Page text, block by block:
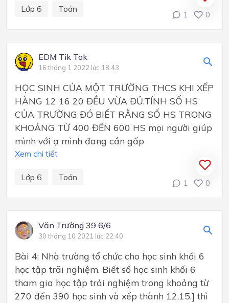
Lớp 6 Toán
1 0
EDM Tik Tok
16 tháng 1 2022 lúc 18:43
HỌC SINH CỦA MỘT TRƯỜNG THCS KHI XẾP
HÀNG 12 16 20 ĐỀU VỪA ĐỦ.TÍNH SỐ HS
CỦA TRƯỜNG ĐÓ BIẾT RẰNG SỐ HS TRONG
KHOẢNG TỪ 400 ĐẾN 600 HS mọi người giúp
mình với ạ mình đang cần gấp
Xem chi tiết
Lớp 6 Toán
1 0
Văn Trường 39 6/6
30 tháng 10 2021 lúc 22:40
Bài 4: Nhà trường tổ chức cho học sinh khối 6
học tập trãi nghiệm. Biết số học sinh khối 6
tham gia học tập trải nghiệm trong khoảng từ
270 đến 390 học sinh và xếp thành 12,15,] thì